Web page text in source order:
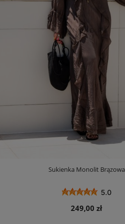
Sukienka Monolit Brązowa
5.0
249,00 zł